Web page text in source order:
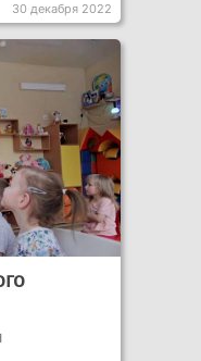
30 декабря 2022